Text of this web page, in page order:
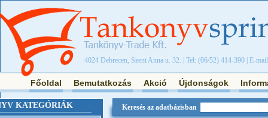
4024 Debrecen, Szent Anna u. 32. | Tel: (06/52) 414-390 | E-
Főoldal Bemutatkozás Akció Újdonságok
KATEGÓRIÁK Keresés az adatbázisban